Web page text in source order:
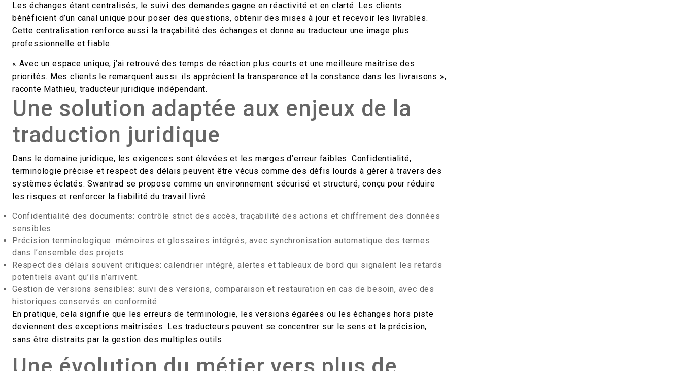
Les échanges étant centralisés, le suivi des demandes gagne en réactivité et en clarté. Les clients
bénéficient d’un canal unique pour poser des questions, obtenir des mises à jour et recevoir les livrables.
Cette centralisation renforce aussi la traçabilité des échanges et donne au traducteur une image plus
professionnelle et fiable.
« Avec un espace unique, j’ai retrouvé des temps de réaction plus courts et une meilleure maîtrise des
priorités. Mes clients le remarquent aussi: ils apprécient la transparence et la constance dans les livraisons »,
raconte Mathieu, traducteur juridique indépendant.
Une solution adaptée aux enjeux de la
traduction juridique
Dans le domaine juridique, les exigences sont élevées et les marges d’erreur faibles. Confidentialité,
terminologie précise et respect des délais peuvent être vécus comme des défis lourds à gérer à travers des
systèmes éclatés. Swantrad se propose comme un environnement sécurisé et structuré, conçu pour réduire
les risques et renforcer la fiabilité du travail livré.
Confidentialité des documents: contrôle strict des accès, traçabilité des actions et chiffrement des données
sensibles.
Précision terminologique: mémoires et glossaires intégrés, avec synchronisation automatique des termes
dans l’ensemble des projets.
Respect des délais souvent critiques: calendrier intégré, alertes et tableaux de bord qui signalent les retards
potentiels avant qu’ils n’arrivent.
Gestion de versions sensibles: suivi des versions, comparaison et restauration en cas de besoin, avec des
historiques conservés en conformité.
En pratique, cela signifie que les erreurs de terminologie, les versions égarées ou les échanges hors piste
deviennent des exceptions maîtrisées. Les traducteurs peuvent se concentrer sur le sens et la précision,
sans être distraits par la gestion des multiples outils.